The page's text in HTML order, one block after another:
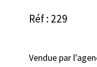
Réf : 229
Vendue par